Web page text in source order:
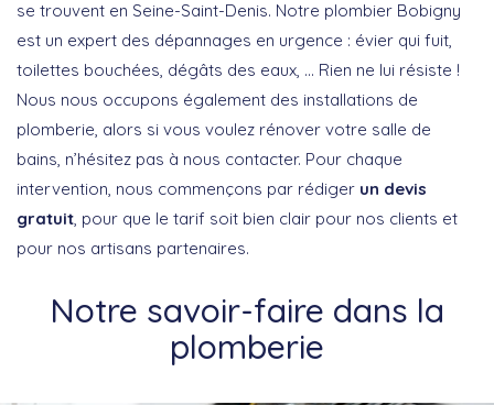
se trouvent en Seine-Saint-Denis. Notre plombier Bobigny
est un expert des dépannages en urgence : évier qui fuit,
toilettes bouchées, dégâts des eaux, … Rien ne lui résiste !
Nous nous occupons également des installations de
plomberie, alors si vous voulez rénover votre salle de
bains, n’hésitez pas à nous contacter. Pour chaque
intervention, nous commençons par rédiger un devis
gratuit, pour que le tarif soit bien clair pour nos clients et
pour nos artisans partenaires.
Notre savoir-faire dans la
plomberie